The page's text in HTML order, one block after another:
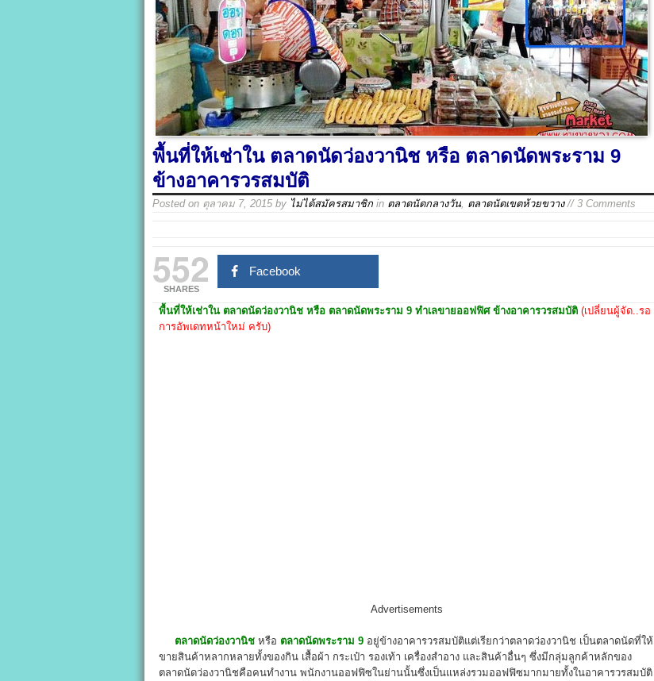
พื้นที่ให้เช่าใน ตลาดนัดว่องวานิช หรือ ตลาดนัดพระราม 9
ข้างอาคารวรสมบัติ
Posted on ตุลาคม 7, 2015 by ไม่ได้สมัครสมาชิก in ตลาดนัดกลางวัน ตลาดนัดเขตห้วยขวาง// 3 Comments
552
SHARES
Facebook
พื้นที่ให้เช่าใน ตลาดนัดว่องวานิช หรือ ตลาดนัดพระราม 9 ทำเลขายออฟฟิศ ข้างอาคารวรสมบัติ (เปลี่ยนผู้จัด..รอ
การอัพเดทหน้าใหม่ ครับ)
Advertisements
ตลาดนัดว่องวานิช หรือ ตลาดนัดพระราม 9 อยู่ข้างอาคารวรสมบัติแต่เรียกว่าตลาดว่องวานิช เป็นตลาดนัดที่ให้
ขายสินค้าหลากหลายทั้งของกิน เสื้อผ้า กระเป๋า รองเท้า เครื่องสำอาง และสินค้าอื่นๆ ซึ่งมีกลุ่มลูกค้าหลักของ
ตลาดนัดว่องวานิชคือคนทำงาน พนักงานออฟฟิซในย่านนั้นซึ่งเป็นแหล่งรวมออฟฟิซมากมายทั้งในอาคารวรสมบัติ